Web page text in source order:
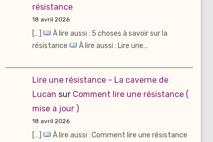
résistance
18 avril 2026
[…]
À lire aussi : 5 choses à savoir sur la
résistance
À lire aussi : Lire une…
Lire une résistance - La caverne de
Lucan sur Comment lire une résistance (
mise a jour )
18 avril 2026
[…]
À lire aussi : Comment lire une résistance